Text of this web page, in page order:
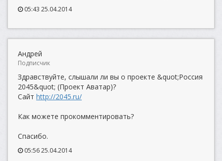
05:43 25.04.2014
Андрей
Подписчик
Здравствуйте, слышали ли вы о проекте &quot;Россия
2045&quot; (Проект Аватар)?
Сайт http://2045.ru/
Как можете прокомментировать?
Спасибо.
05:56 25.04.2014